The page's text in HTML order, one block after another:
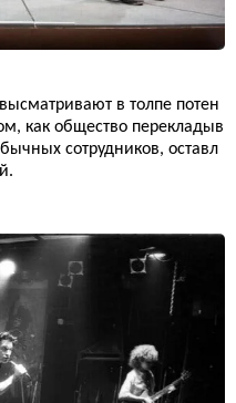
в толпе потен
как общество перекладыв
сотрудников, оставл